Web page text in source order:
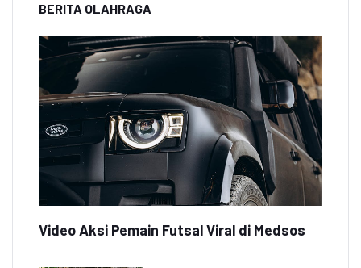
BERITA OLAHRAGA
Video Aksi Pemain Futsal Viral di Medsos